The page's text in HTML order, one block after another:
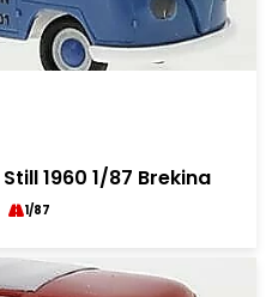
1960 1/87 Brekina
1/87